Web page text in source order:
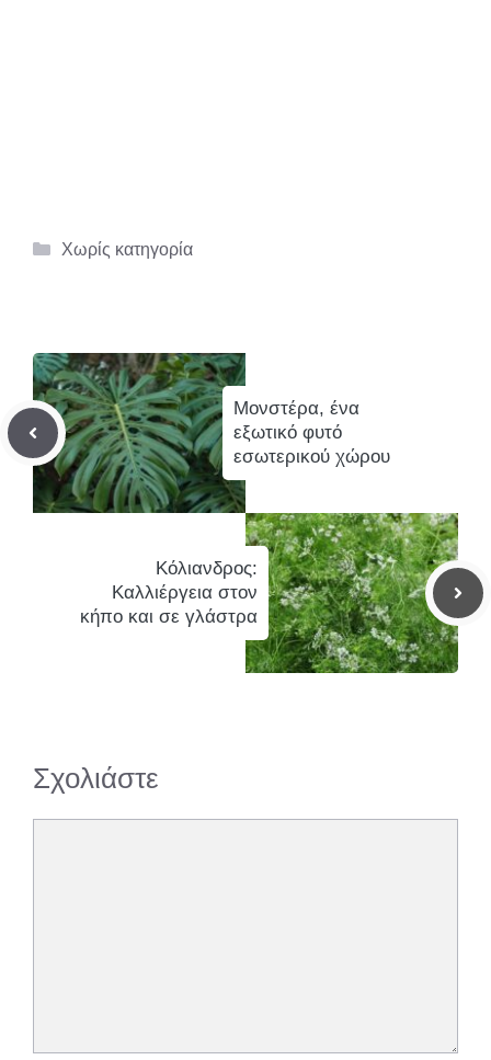
Κατηγορίες
Χωρίς κατηγορία
Μονστέρα, ένα
εξωτικό φυτό
εσωτερικού χώρου
Κόλιανδρος:
Καλλιέργεια στον
κήπο και σε γλάστρα
Σχολιάστε